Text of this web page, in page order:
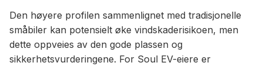
Den høyere profilen sammenlignet med tradisjonelle
småbiler kan potensielt øke vindskaderisikoen, men
dette oppveies av den gode plassen og
sikkerhetsvurderingene. For Soul EV-eiere er